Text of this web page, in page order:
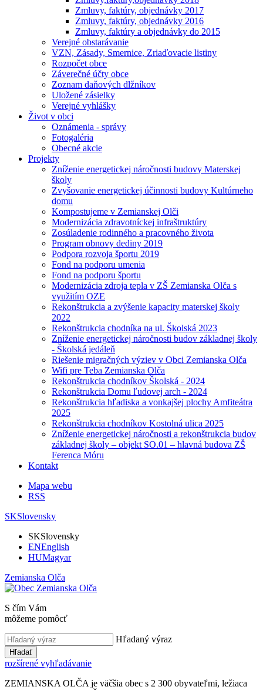
Zmluvy, faktúry, objednávky 2017
Zmluvy, faktúry, objednávky 2016
Zmluvy, faktúry a objednávky do 2015
Verejné obstarávanie
VZN, Zásady, Smernice, Zriaďovacie listiny
Rozpočet obce
Záverečné účty obce
Zoznam daňových dlžníkov
Uložené zásielky
Verejné vyhlášky
Život v obci
Oznámenia - správy
Fotogaléria
Obecné akcie
Projekty
Zníženie energetickej náročnosti budovy Materskej
školy
Zvyšovanie energetickej účinnosti budovy Kultúrneho
domu
Kompostujeme v Zemianskej Olči
Modernizácia zdravotníckej infraštruktúry
Zosúladenie rodinného a pracovného života
Program obnovy dediny 2019
Podpora rozvoja športu 2019
Fond na podporu umenia
Fond na podporu športu
Modernizácia zdroja tepla v ZŠ Zemianska Olča s
využitím OZE
Rekonštrukcia a zvýšenie kapacity materskej školy
2022
Rekonštrukcia chodníka na ul. Školská 2023
Zníženie energetickej náročnosti budov základnej školy
- Školská jedáleň
Riešenie migračných výziev v Obci Zemianska Olča
Wifi pre Teba Zemianska Olča
Rekonštrukcia chodníkov Školská - 2024
Rekonštrukcia Domu ľudovej arch - 2024
Rekonštrukcia hľadiska a vonkajšej plochy Amfiteátra
2025
Rekonštrukcia chodníkov Kostolná ulica 2025
Zníženie energetickej náročnosti a rekonštrukcia budov
základnej školy – objekt SO.01 – hlavná budova ZŠ
Ferenca Móru
Kontakt
Mapa webu
RSS
SKSlovensky
SKSlovensky
ENEnglish
HUMagyar
Zemianska Olča
S čím Vám
môžeme pomôcť
Hľadaný výraz
Hľadať
rozšírené vyhľadávanie
ZEMIANSKA OLČA je väčšia obec s 2 300 obyvateľmi, ležiaca